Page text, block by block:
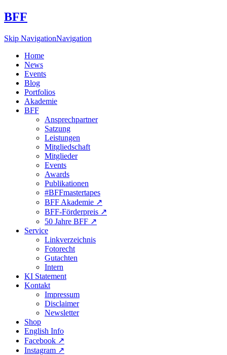
BFF
Skip NavigationNavigation
Home
News
Events
Blog
Portfolios
Akademie
BFF
Ansprechpartner
Satzung
Leistungen
Mitgliedschaft
Mitglieder
Events
Awards
Publikationen
#BFFmastertapes
BFF Akademie ↗︎
BFF-Förderpreis ↗︎
50 Jahre BFF ↗︎
Service
Linkverzeichnis
Fotorecht
Gutachten
Intern
KI Statement
Kontakt
Impressum
Disclaimer
Newsletter
Shop
English Info
Facebook ↗︎
Instagram ↗︎